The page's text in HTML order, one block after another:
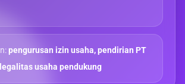
pengurusan izin usaha, pendirian PT
usaha pendukung